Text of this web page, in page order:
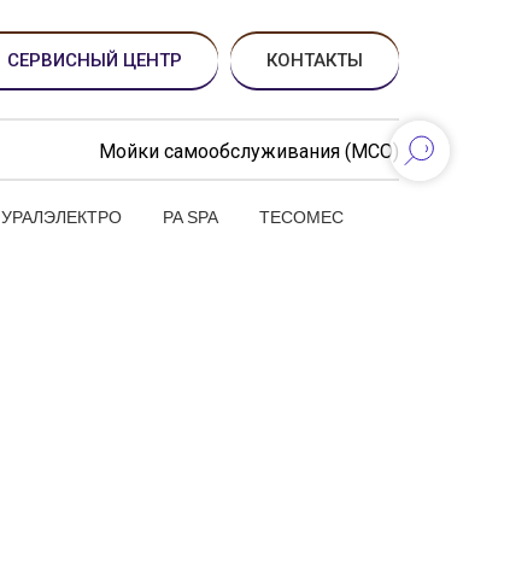
УРАЛЭЛЕКТРО PA SPA TECOMEC
СЕРВИСНЫЙ ЦЕНТР КОНТАКТЫ
Мойки самообслуживания (МСО)